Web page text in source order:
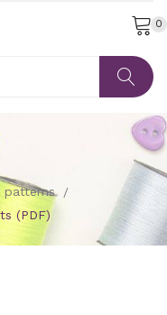
0
patterns
(PDF)